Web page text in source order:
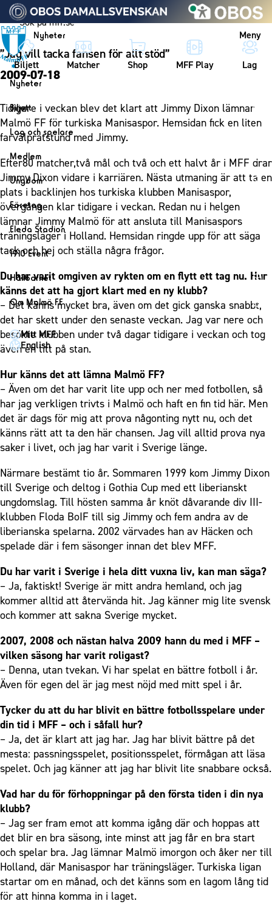
Vidare till innehållet
Nyheter Meny
Biljett Matcher Shop MFF Play Lag
Nyheter
Nyheter
Kalender
Biljett
Biljett
Årskort herr
Årskort dam
Mitt MFF
Biljetter till bortamatcher
Biljettvillkor
Lag och spelare
Lag
Herrlaget
Spelare
Ledarstab
Damlaget
Spelare
Medlem
Medlemskap i Malmö FF
Årsmöte 2026
Ungdom
MFF Ungdom
Sommarfotboll
Skånecupen
Fotbollsskolan
Fotbollsnätverket
P19
F19
P17
F17
Malmö Trophy
Företag
Bli företagspartner
Nätverket
Partner dam
Eleda Stadion
Eleda Stadion
Matchdag på Eleda Stadion
MFF-museet & rundvandringar
1910 Event
1910 Event
Fest & Event
Konferens
Möte
Mässa
Sommarfest
Julshow
Inspiration
Vanliga frågor om 1910 Event
Hållbarhet
Hållbarhet
Himmelsblå framtid – en match för miljön
MFF i samhället
Laget för alla
Nattfotboll
Himmelsblå Tillsammans
Karriärakademin
Grundskolefotboll mot rasismer
Skolakademier
Fonder
Om Malmö FF
Om Malmö FF
Kontakt
Historik – herrlaget
Historik – damlaget
Närstående organisationer
Policydokument
Personuppgiftspolicy
Mitt MFF
English
”Jag vill tacka fansen för allt stöd”
2009-07-18
Tidigare i veckan blev det klart att Jimmy Dixon lämnar
Malmö FF för turkiska Manisaspor. Hemsidan fick en liten
farvälpratstund med Jimmy.
Efter80 matcher,två mål och två och ett halvt år i MFF drar
Jimmy Dixon vidare i karriären. Nästa utmaning är att ta en
plats i backlinjen hos turkiska klubben Manisaspor,
övergången klar tidigare i veckan. Redan nu i helgen
lämnar Jimmy Malmö för att ansluta till Manisaspors
träningsläger i Holland. Hemsidan ringde upp för att säga
tack och hej och ställa några frågor.
Du har varit omgiven av rykten om en flytt ett tag nu. Hur
känns det att ha gjort klart med en ny klubb?
– Det känns mycket bra, även om det gick ganska snabbt,
det har skett under den senaste veckan. Jag var nere och
besökte klubben under två dagar tidigare i veckan och tog
även en titt på stan.
Hur känns det att lämna Malmö FF?
– Även om det har varit lite upp och ner med fotbollen, så
har jag verkligen trivts i Malmö och haft en fin tid här. Men
det är dags för mig att prova någonting nytt nu, och det
känns rätt att ta den här chansen. Jag vill alltid prova nya
saker i livet, och jag har varit i Sverige länge.
Närmare bestämt tio år. Sommaren 1999 kom Jimmy Dixon
till Sverige och deltog i Gothia Cup med ett liberianskt
ungdomslag. Till hösten samma år knöt dåvarande div III-
klubben Floda BoIF till sig Jimmy och fem andra av de
liberianska spelarna. 2002 värvades han av Häcken och
spelade där i fem säsonger innan det blev MFF.
Du har varit i Sverige i hela ditt vuxna liv, kan man säga?
– Ja, faktiskt! Sverige är mitt andra hemland, och jag
kommer alltid att återvända hit. Jag känner mig lite svensk
och kommer att sakna Sverige mycket.
2007, 2008 och nästan halva 2009 hann du med i MFF –
vilken säsong har varit roligast?
– Denna, utan tvekan. Vi har spelat en bättre fotboll i år.
Även för egen del är jag mest nöjd med mitt spel i år.
Tycker du att du har blivit en bättre fotbollsspelare under
din tid i MFF – och i såfall hur?
– Ja, det är klart att jag har. Jag har blivit bättre på det
mesta: passningsspelet, positionsspelet, förmågan att läsa
spelet. Och jag känner att jag har blivit lite snabbare också.
Vad har du för förhoppningar på den första tiden i din nya
klubb?
– Jag ser fram emot att komma igång där och hoppas att
det blir en bra säsong, inte minst att jag får en bra start
och spelar bra. Jag lämnar Malmö imorgon och åker ner till
Holland, där Manisaspor har träningsläger. Turkiska ligan
startar om en månad, och det känns som en lagom lång tid
för att hinna komma in i laget.